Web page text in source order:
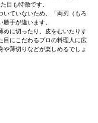
目も特徴です。
いていないため、「両刃（もろ
手が違います。
めに切ったり、皮をむいたりす
目にこだわるプロの料理人に広
や薄切りなどが楽しめるでしょ